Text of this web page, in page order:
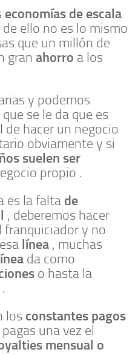
economías de escala
ello no es lo mismo
que un millón de
gran ahorro a los
y podemos
que se le da que es
de hacer un negocio
obviamente y si
suelen ser
propio .
es la falta de
, deberemos hacer
franquiciador y no
línea , muchas
da como
o hasta la
.
los constantes pagos
una vez el
mensual o